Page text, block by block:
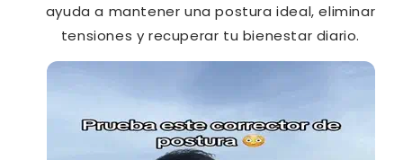
ayuda a mantener una postura ideal, eliminar
tensiones y recuperar tu bienestar diario.